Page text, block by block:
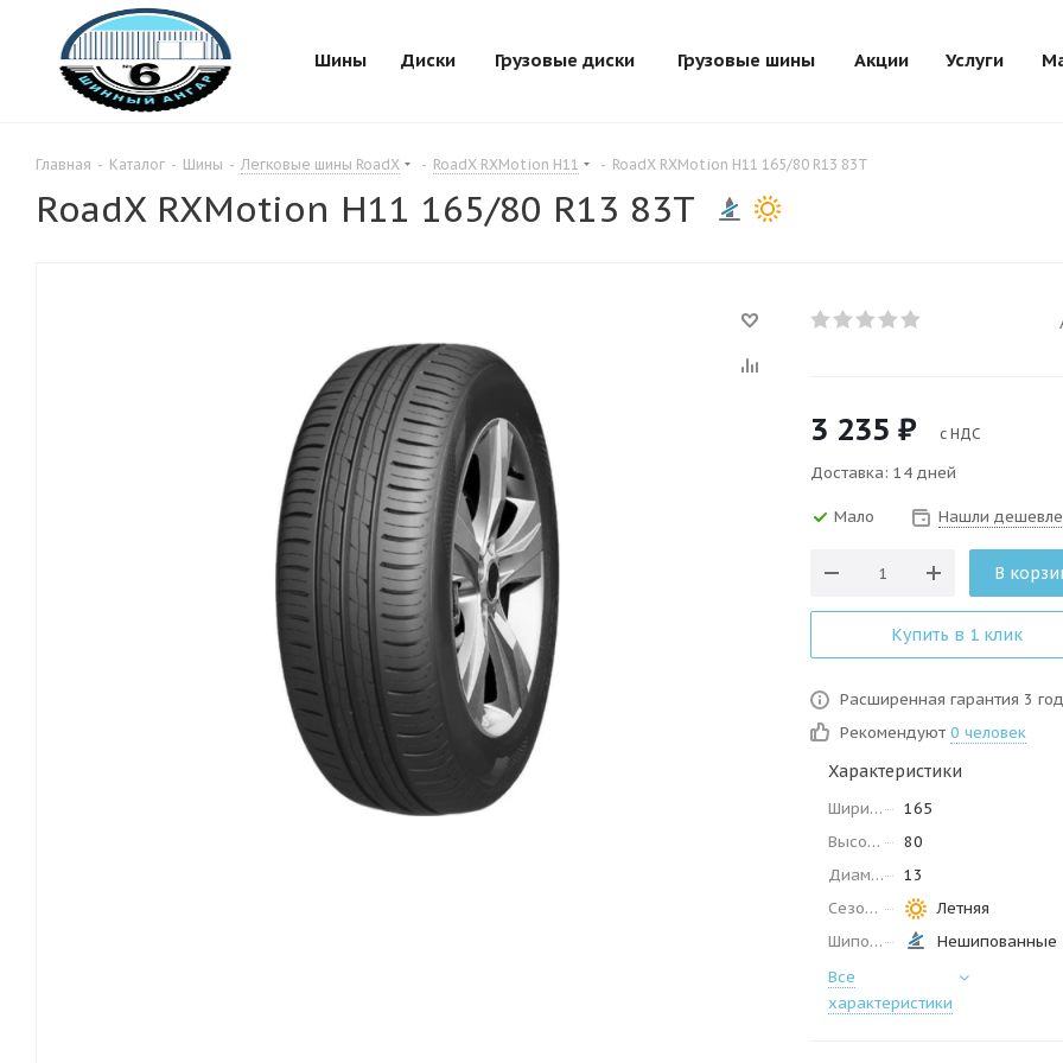
Шины Диски Грузовые диски Грузовые шины Акции Услуги
Главная - Каталог - Шины - Легковые шины RoadX - RoadX RXMotion H11 - RoadX RXMotion H11 165/80 R13 83T
RoadX RXMotion H11 165/80 R13 83T
3 235 ₽ с НДС
Доставка: 14 дней
Мало Нашли
В
Купить в 1 клик
Расширенная гарантия 3
Рекомендуют 0 человек
Характеристики
Ширина
165
Высота
80
Диаметр
13
Сезон
Летняя
Шипованные
Нешипованные
Все
характеристики